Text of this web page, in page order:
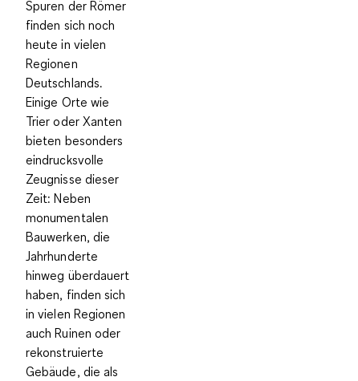
Spuren der Römer
finden sich noch
heute in vielen
Regionen
Deutschlands.
Einige Orte wie
Trier oder Xanten
bieten besonders
eindrucksvolle
Zeugnisse dieser
Zeit: Neben
monumentalen
Bauwerken, die
Jahrhunderte
hinweg überdauert
haben, finden sich
in vielen Regionen
auch Ruinen oder
rekonstruierte
Gebäude, die als